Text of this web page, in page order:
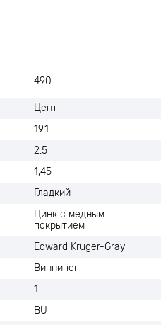
490
Цент
19.1
2.5
1,45
Гладкий
Цинк с медным
покрытием
Edward Kruger-Gray
Виннипег
1
BU